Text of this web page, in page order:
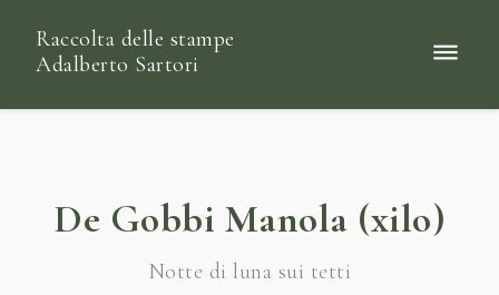
Raccolta delle stampe
Adalberto Sartori
De Gobbi Manola (xilo)
Notte di luna sui tetti